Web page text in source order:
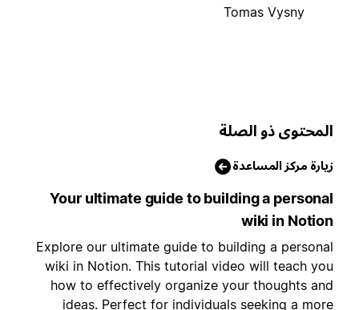
Tomas Vysny
ذو الصلة
مركز المساعدة
Your ultimate guide to building a
wiki in
Explore our ultimate guide to building a
wiki in Notion. This tutorial video will teach
how to effectively organize your thoughts
ideas. Perfect for individuals seeking a